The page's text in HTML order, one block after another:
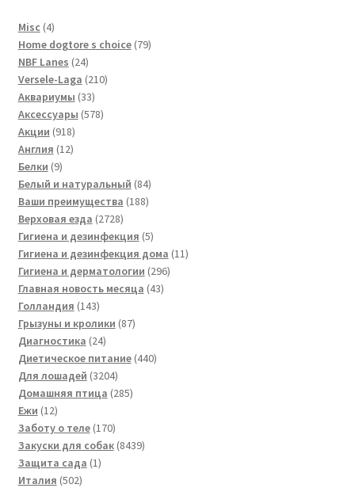
Misc 44
товара
Home dogtore s choice 7979
NBF Lanes 2424
товара
Versele-Laga 210210
Аквариумы 3333
товара
Аксессуары 578578
Акции 918918
товаров
Англия 1212
Белки 99
товаров
Белый и натуральный 8484
товара
Ваши преимущества 188188
Верховая езда 27282728
товаров
Гигиена и дезинфекция 55
товаров
Гигиена и дезинфекция дома 1111
Гигиена и дерматологии 296296
Главная новость месяца 4343
Голландия 143143
товара
Грызуны и кролики 8787
Диагностика 2424
товара
Диетическое питание 440440
Для лошадей 32043204
товара
Домашняя птица 285285
Ежи 1212
товаров
Заботу о теле 170170
товаров
Закуски для собак 84398439
Защита сада 11
Италия 502502